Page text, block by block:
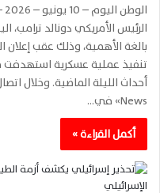
الرئيس الأمريكي دونالد ترامب،
بالغة الأهمية، وذلك عقب إعلان
تنفيذ عملية عسكرية استهدفت
News» في…
أكمل القراءة »